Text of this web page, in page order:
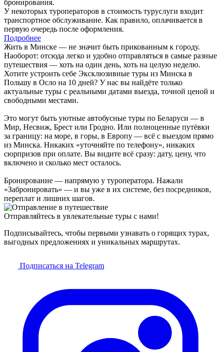
бронирования.
У некоторых туроператоров в стоимость туруслуги входит
транспортное обслуживание. Как правило, оплачивается в
первую очередь после оформления.
Подробнее
Жить в Минске — не значит быть прикованным к городу.
Наоборот: отсюда легко и удобно отправляться в самые разные
путешествия — хоть на один день, хоть на целую неделю.
Хотите устроить себе Эксклюзивные туры из Минска в
Польшу в Осло на 10 дней? У нас вы найдёте только
актуальные туры с реальными датами выезда, точной ценой и
свободными местами.
Это могут быть уютные автобусные туры по Беларуси — в
Мир, Несвиж, Брест или Гродно. Или полноценные путёвки
за границу: на море, в горы, в Европу — всё с выездом прямо
из Минска. Никаких «уточняйте по телефону», никаких
сюрпризов при оплате. Вы видите всё сразу: дату, цену, что
включено и сколько мест осталось.
Бронирование — напрямую у туроператора. Нажали
«Забронировать» — и вы уже в их системе, без посредников,
переплат и лишних шагов.
Отправляйтесь в увлекательные туры с нами!
Подписывайтесь, чтобы первыми узнавать о горящих турах,
выгодных предложениях и уникальных маршрутах.
Подписаться на Telegram